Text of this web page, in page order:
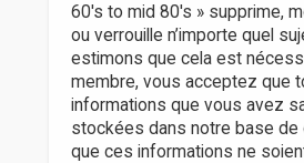
60's to mid 80's » supprime,
ou verrouille n’importe quel
estimons que cela est
membre, vous acceptez que
informations que vous avez
stockées dans notre base de
que ces informations ne